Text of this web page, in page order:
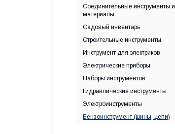
Соединительные инструменты и
материалы
Садовый инвентарь
Строительные инструменты
Инструмент для электриков
Электрические приборы
Наборы инструментов
Гидравлические инструменты
Электроинструменты
Бензоинструмент (шины, цепи)